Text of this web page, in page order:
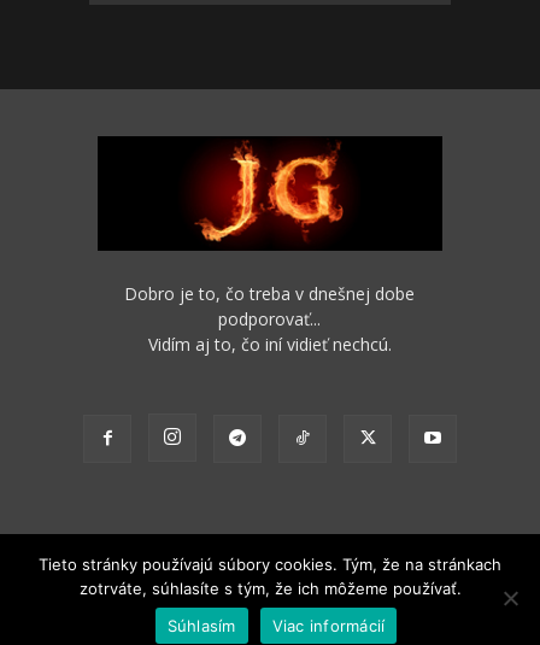
Dobro je to, čo treba v dnešnej dobe
podporovať...
Vidím aj to, čo iní vidieť nechcú.
2012 - 2022 Obsah stránok je možné s funkčným odkazom na pôvodný
zdroj ďalej nekomerčne šíriť.
Tieto stránky používajú súbory cookies. Tým, že na stránkach
zotrváte, súhlasíte s tým, že ich môžeme používať.
Súhlasím
Viac informácií